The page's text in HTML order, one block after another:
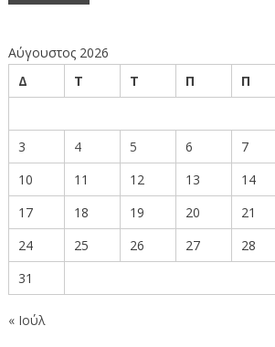
Αύγουστος 2026
Δ
Τ Τ Π Π
3
4 5 6 7
10
11 12 13 14
17
18 19 20 21
24
25 26 27 28
31
« Ιούλ